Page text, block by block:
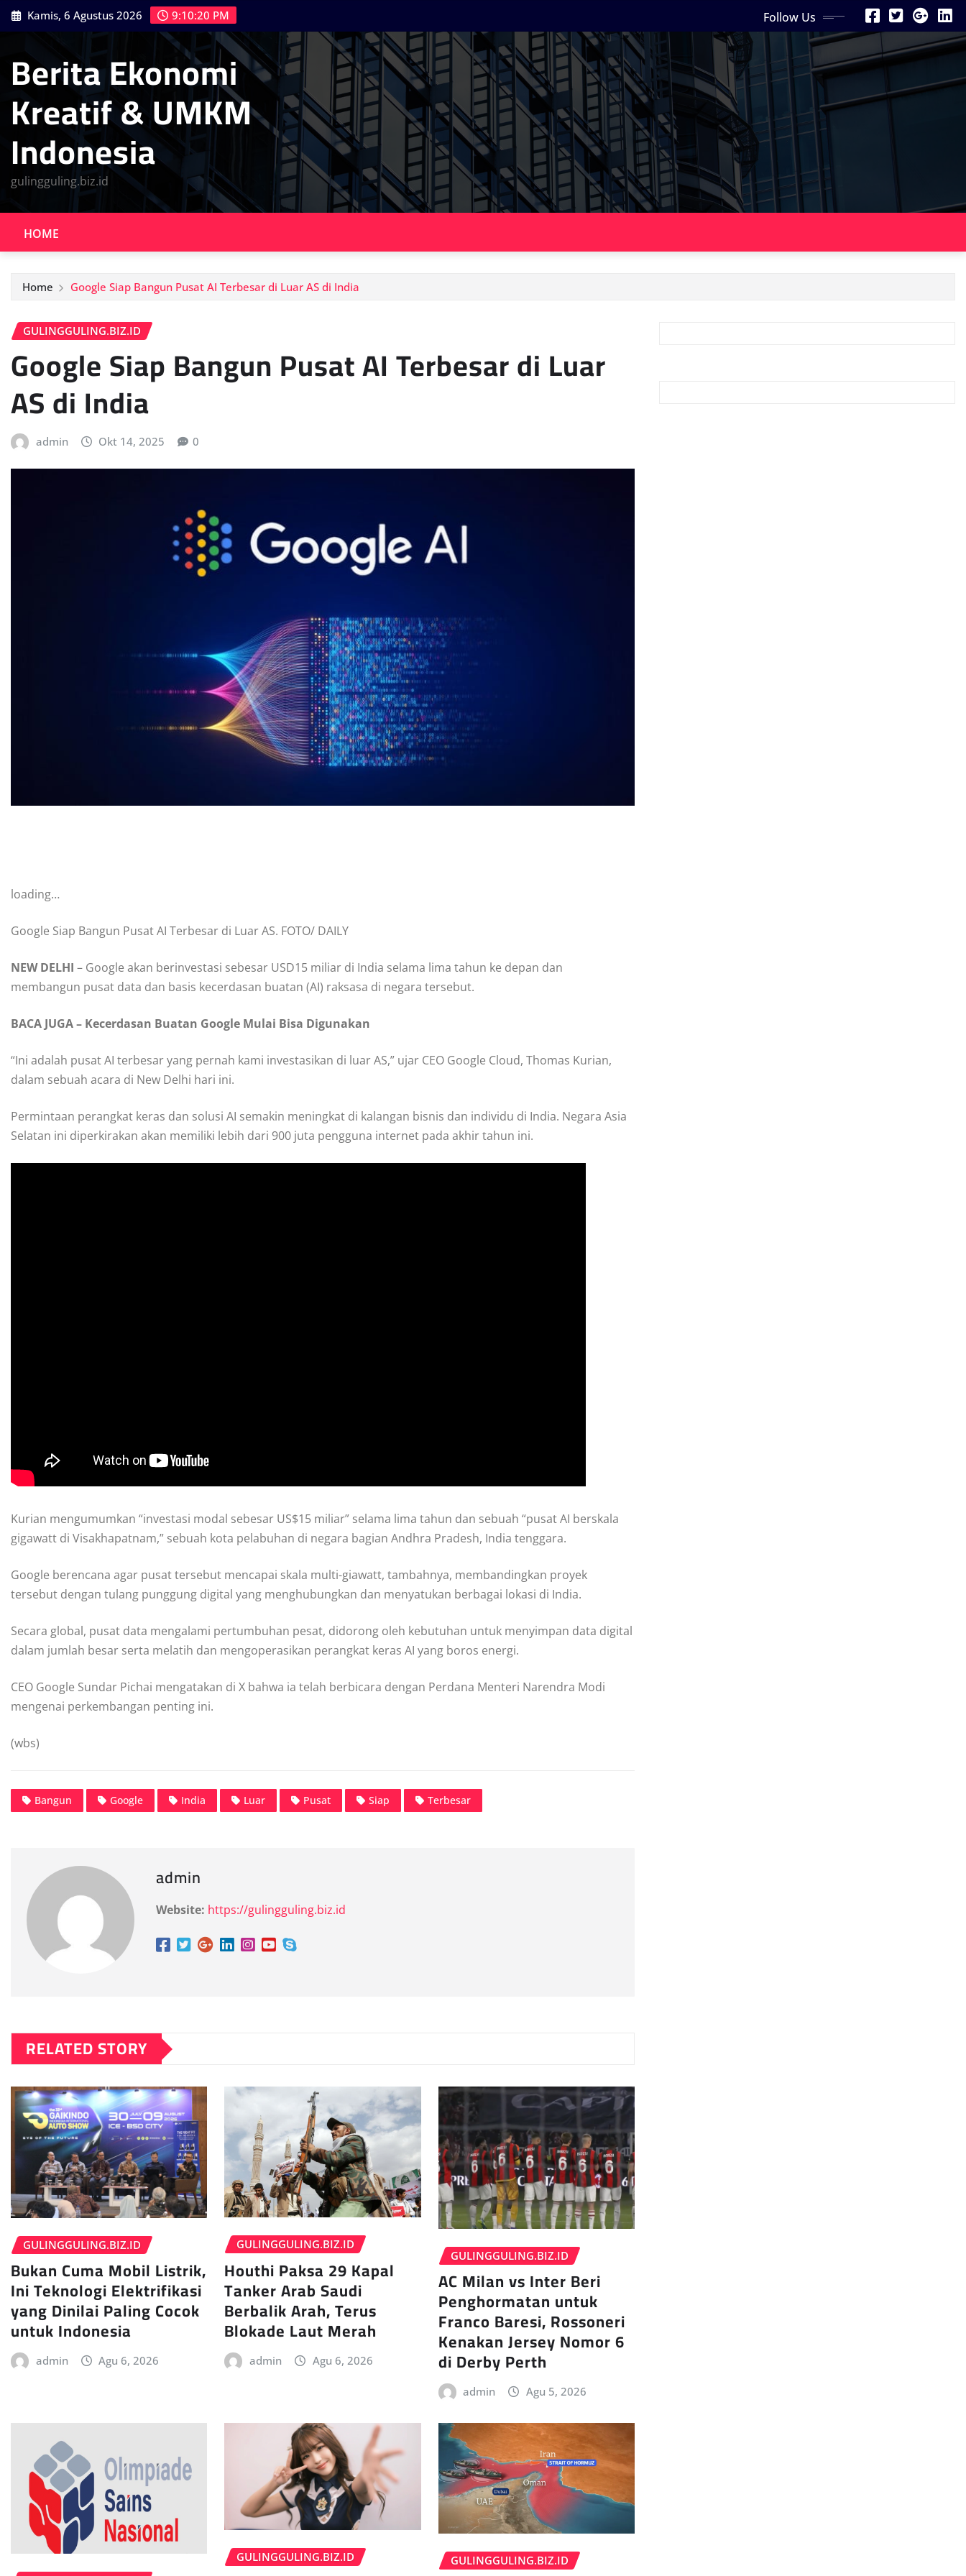
Skip
to
Kamis, 6 Agustus 2026 9:10:22 PM Follow Us
Berita Ekonomi
Kreatif & UMKM
Indonesia
gulingguling.biz.id
HOME
Home Google Siap Bangun Pusat AI Terbesar di Luar AS di India
GULINGGULING.BIZ.ID
Google Siap Bangun Pusat AI Terbesar di Luar
AS di India
admin Okt 14, 2025 0
loading…
Google Siap Bangun Pusat AI Terbesar di Luar AS. FOTO/ DAILY
NEW DELHI – Google akan berinvestasi sebesar USD15 miliar di India selama lima tahun ke depan dan
membangun pusat data dan basis kecerdasan buatan (AI) raksasa di negara tersebut.
BACA JUGA – Kecerdasan Buatan Google Mulai Bisa Digunakan
“Ini adalah pusat AI terbesar yang pernah kami investasikan di luar AS,” ujar CEO Google Cloud, Thomas Kurian,
dalam sebuah acara di New Delhi hari ini.
Permintaan perangkat keras dan solusi AI semakin meningkat di kalangan bisnis dan individu di India. Negara Asia
Selatan ini diperkirakan akan memiliki lebih dari 900 juta pengguna internet pada akhir tahun ini.
Kurian mengumumkan “investasi modal sebesar US$15 miliar” selama lima tahun dan sebuah “pusat AI berskala
gigawatt di Visakhapatnam,” sebuah kota pelabuhan di negara bagian Andhra Pradesh, India tenggara.
Google berencana agar pusat tersebut mencapai skala multi-giawatt, tambahnya, membandingkan proyek
tersebut dengan tulang punggung digital yang menghubungkan dan menyatukan berbagai lokasi di India.
Secara global, pusat data mengalami pertumbuhan pesat, didorong oleh kebutuhan untuk menyimpan data digital
dalam jumlah besar serta melatih dan mengoperasikan perangkat keras AI yang boros energi.
CEO Google Sundar Pichai mengatakan di X bahwa ia telah berbicara dengan Perdana Menteri Narendra Modi
mengenai perkembangan penting ini.
(wbs)
Bangun Google India Luar Pusat Siap Terbesar
admin
Website: https://gulingguling.biz.id
RELATED STORY
GULINGGULING.BIZ.ID
Bukan Cuma Mobil Listrik,
Ini Teknologi Elektrifikasi
yang Dinilai Paling Cocok
untuk Indonesia
admin Agu 6, 2026
GULINGGULING.BIZ.ID
Houthi Paksa 29 Kapal
Tanker Arab Saudi
Berbalik Arah, Terus
Blokade Laut Merah
admin Agu 6, 2026
GULINGGULING.BIZ.ID
AC Milan vs Inter Beri
Penghormatan untuk
Franco Baresi, Rossoneri
Kenakan Jersey Nomor 6
di Derby Perth
admin Agu 5, 2026
GULINGGULING.BIZ.ID GULINGGULING.BIZ.ID